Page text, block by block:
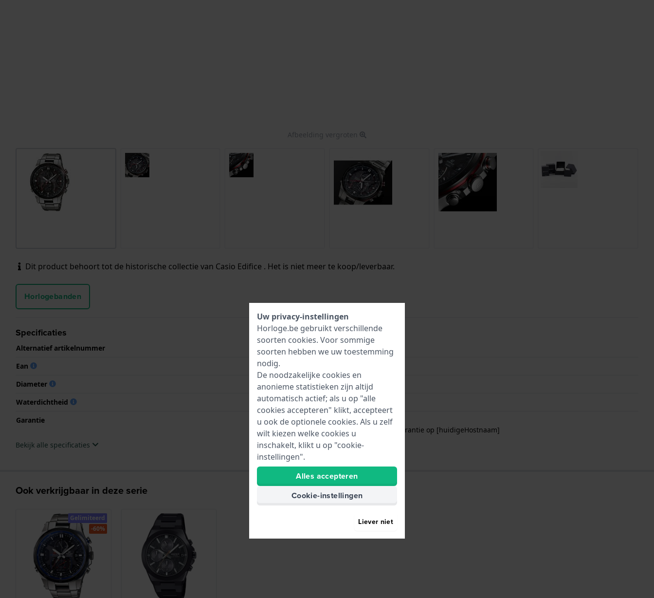
Afbeelding vergroten
Dit product behoort tot de historische collectie van Casio Edifice . Het is niet meer te koop/leverbaar.
Horlogebanden
Specificaties
Alternatief artikelnummer
EQW-A1200DB-1AER
Ean
Diameter
44 mm
Waterdichtheid
10 Bar (zwemmen)
Garantie
2 jaar garantie
Gratis
1 jaar extra garantie op [huidigeHostnaam]
Bekijk alle specificaties
Ook verkrijgbaar in deze serie
Gelimiteerd
-60%
Uw privacy-instellingen
Horloge.be gebruikt verschillende
soorten cookies. Voor sommige
soorten hebben we uw toestemming
nodig.
De noodzakelijke cookies en
anonieme statistieken zijn altijd
automatisch actief; als u op "alle
cookies accepteren" klikt, accepteert
u ook de optionele cookies. Als u zelf
wilt kiezen welke cookies u
inschakelt, klikt u op "cookie-
instellingen".
Alles accepteren
Cookie-instellingen
Liever niet